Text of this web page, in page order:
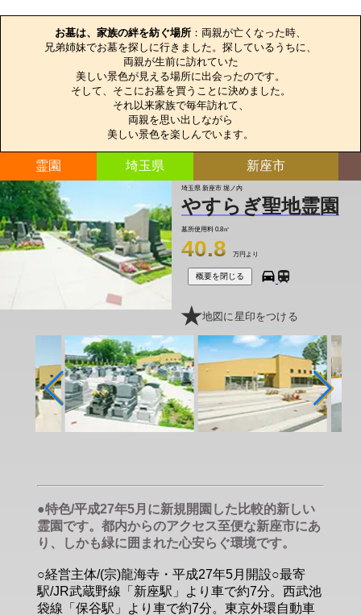
お墓は、家族の絆を紡ぐ場所 ：両親が亡くなった時、
兄弟姉妹でお墓を探しに行きました。探しているうちに、
両親が生前に訪れていた
美しい景色が見える場所に出会ったのです。
そして、そこにお墓を買うことに決めました。
それ以来家族で毎年訪れて、
両親を思い出しながら
美しい景色を楽しんでいます。
霊園 埼玉県 新座市
埼玉県 新座市 堀ノ内
やすらぎ聖地霊園
墓所使用料 0.8㎡
40.8 万円より
概要を閉じる
地図に星印をつける
●特色/平成27年5月に新規開園した比較的新しい
霊園です。都内からのアクセス至便な新座市にあ
り、しかも緑に囲まれた心安らぐ環境です。
○経営主体/(宗)龍海寺・平成27年5月開設○最寄
駅/JR武蔵野線「新座駅」より車で約7分。西武池
袋線「保谷駅」より車で約7分。東京外環自動車